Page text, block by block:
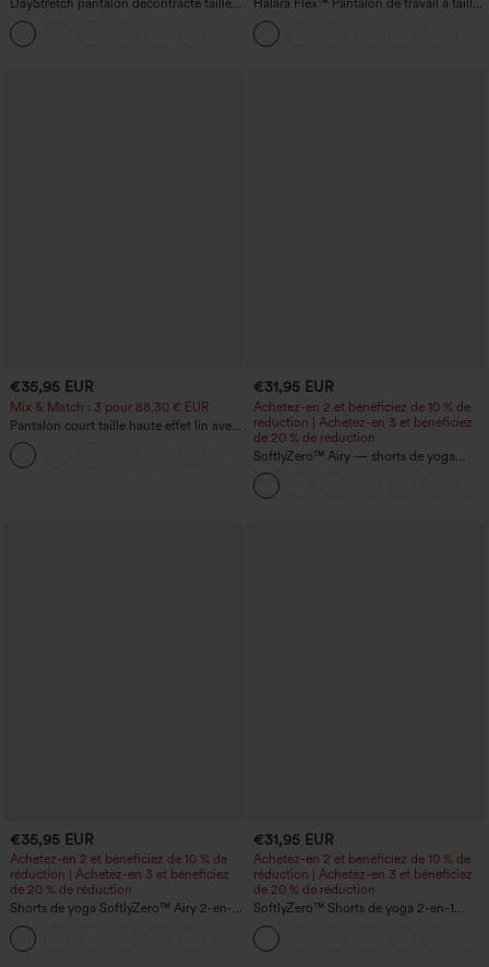
DayStretch pantalon décontracté taille
haute avec poches et coupe droite
Halara Flex™ Pantalon de travail à taille
haute, jambe large, avec poches, en
maille gaufrée
€35,95 EUR
Mix & Match : 3 pour 88,30 € EUR
Pantalon court taille haute effet lin avec
poche zippée
+7
€31,95 EUR
Achetez-en 2 et bénéficiez de 10 % de
réduction | Achetez-en 3 et bénéficiez
de 20 % de réduction
SoftlyZero™ Airy — shorts de yoga
super taille haute 2-en-1 InstantCool
avec poches
€35,95 EUR
Achetez-en 2 et bénéficiez de 10 % de
réduction | Achetez-en 3 et bénéficiez
de 20 % de réduction
Shorts de yoga SoftlyZero™ Airy 2-en-1
InstantCool, super taille haute, 7" avec
poches
€31,95 EUR
Achetez-en 2 et bénéficiez de 10 % de
réduction | Achetez-en 3 et bénéficiez
de 20 % de réduction
SoftlyZero™ Shorts de yoga 2-en-1
InstantCool, super taille haute, aérés, 5''
avec poches — longueur allongée